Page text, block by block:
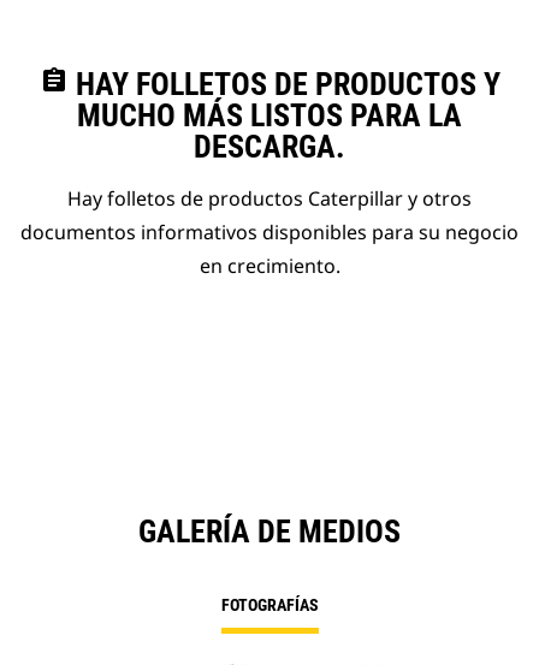
assignment HAY FOLLETOS DE PRODUCTOS Y
MUCHO MÁS LISTOS PARA LA
DESCARGA.
Hay folletos de productos Caterpillar y otros
documentos informativos disponibles para su negocio
en crecimiento.
GALERÍA DE MEDIOS
FOTOGRAFÍAS